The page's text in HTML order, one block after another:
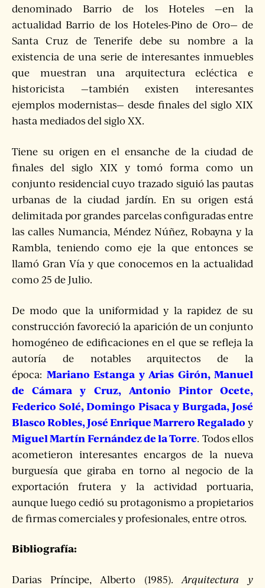
denominado Barrio de los Hoteles —en la
actualidad Barrio de los Hoteles-Pino de Oro— de
Santa Cruz de Tenerife debe su nombre a la
existencia de una serie de interesantes inmuebles
que muestran una arquitectura ecléctica e
historicista —también existen interesantes
ejemplos modernistas— desde finales del siglo XIX
hasta mediados del siglo XX.
Tiene su origen en el ensanche de la ciudad de
finales del siglo XIX y tomó forma como un
conjunto residencial cuyo trazado siguió las pautas
urbanas de la ciudad jardín. En su origen está
delimitada por grandes parcelas configuradas entre
las calles Numancia, Méndez Núñez, Robayna y la
Rambla, teniendo como eje la que entonces se
llamó Gran Vía y que conocemos en la actualidad
como 25 de Julio.
De modo que la uniformidad y la rapidez de su
construcción favoreció la aparición de un conjunto
homogéneo de edificaciones en el que se refleja la
autoría de notables arquitectos de la
época: Mariano Estanga y Arias Girón, Manuel
de Cámara y Cruz, Antonio Pintor Ocete,
Federico Solé, Domingo Pisaca y Burgada, José
Blasco Robles, José Enrique Marrero Regalado y
Miguel Martín Fernández de la Torre. Todos ellos
acometieron interesantes encargos de la nueva
burguesía que giraba en torno al negocio de la
exportación frutera y la actividad portuaria,
aunque luego cedió su protagonismo a propietarios
de firmas comerciales y profesionales, entre otros.
Bibliografía:
Darias Príncipe, Alberto (1985).Arquitectura y